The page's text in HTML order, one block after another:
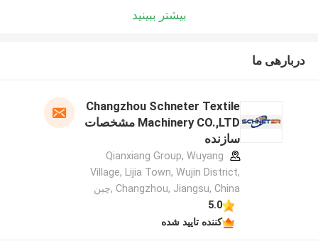
بیشتر ببینید
دربارهی ما
Changzhou Schneter Textile
Machinery CO.,LTD مشخصات
سازنده
Qianxiang Group, Wuyang
Village, Lijia Town, Wujin District,
Changzhou, Jiangsu, China ,چین
5.0
کننده تایید شده